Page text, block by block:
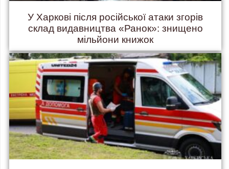
У Харкові після російської атаки згорів
склад видавництва «Ранок»: знищено
мільйони книжок